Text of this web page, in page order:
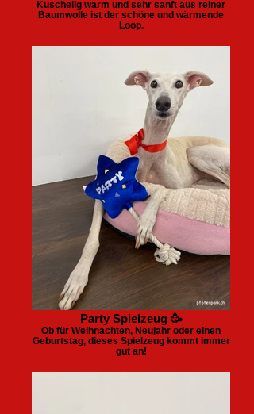
Kuschelig warm und sehr sanft aus reiner
Baumwolle ist der schöne und wärmende
Loop.
Party Spielzeug 🥳
Ob für Weihnachten, Neujahr oder einen
Geburtstag, dieses Spielzeug kommt immer
gut an!